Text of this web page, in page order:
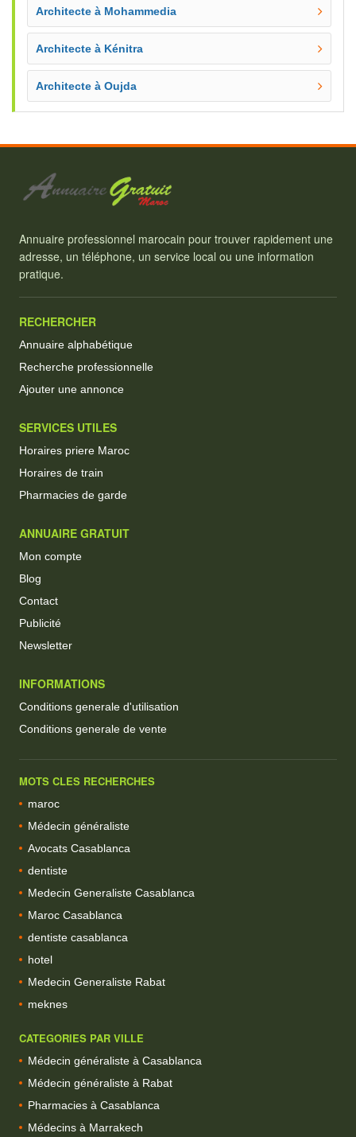
Architecte à Mohammedia
Architecte à Kénitra
Architecte à Oujda
Annuaire professionnel marocain pour trouver rapidement une
adresse, un téléphone, un service local ou une information
pratique.
RECHERCHER
Annuaire alphabétique
Recherche professionnelle
Ajouter une annonce
SERVICES UTILES
Horaires priere Maroc
Horaires de train
Pharmacies de garde
ANNUAIRE GRATUIT
Mon compte
Blog
Contact
Publicité
Newsletter
INFORMATIONS
Conditions generale d'utilisation
Conditions generale de vente
MOTS CLES RECHERCHES
maroc
Médecin généraliste
Avocats Casablanca
dentiste
Medecin Generaliste Casablanca
Maroc Casablanca
dentiste casablanca
hotel
Medecin Generaliste Rabat
meknes
CATEGORIES PAR VILLE
Médecin généraliste à Casablanca
Médecin généraliste à Rabat
Pharmacies à Casablanca
Médecins à Marrakech